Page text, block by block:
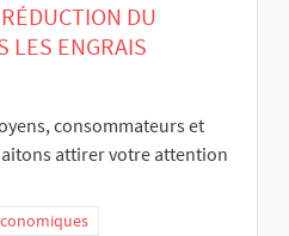
DU
LES ENGRAIS
consommateurs et
attirer votre attention